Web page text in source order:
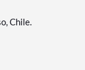
Chile.